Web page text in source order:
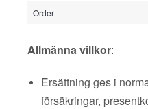
Order
Allmänna villkor:
Ersättning ges i
försäkringar,